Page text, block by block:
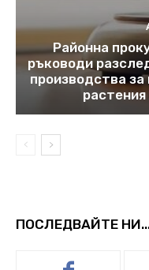
Районна
ръководи
производства
ПОСЛЕДВАЙТЕ